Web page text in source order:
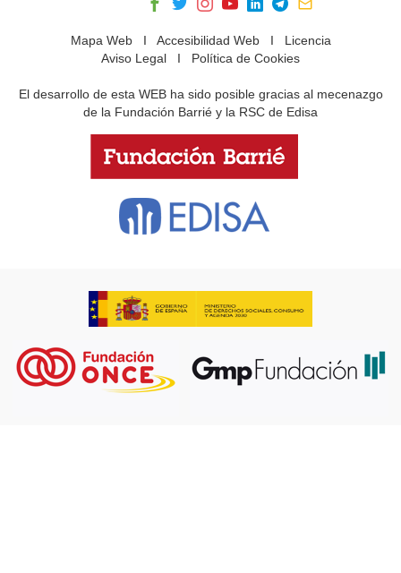
Mapa WebI Accesibilidad WebI Licencia
Aviso Legal I Política de Cookies
El desarrollo de esta WEB ha sido posible gracias al mecenazgo
de la Fundación Barrié y la RSC de Edisa